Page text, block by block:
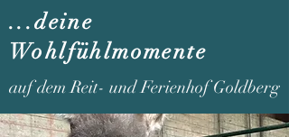
...deine
Wohlfühlmomente
auf dem Reit- und Ferienhof Goldberg